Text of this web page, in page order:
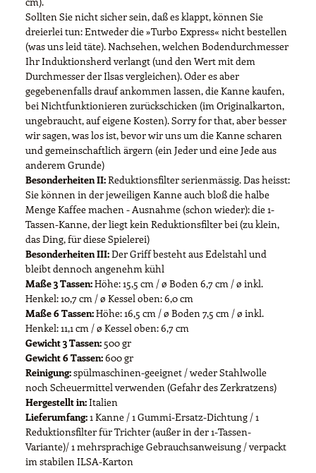
Sollten Sie nicht sicher sein, daß es klappt, können Sie
dreierlei tun: Entweder die »Turbo Express« nicht bestellen
(was uns leid täte). Nachsehen, welchen Bodendurchmesser
Ihr Induktionsherd verlangt (und den Wert mit dem
Durchmesser der Ilsas vergleichen). Oder es aber
gegebenenfalls drauf ankommen lassen, die Kanne kaufen,
bei Nichtfunktionieren zurückschicken (im Originalkarton,
ungebraucht, auf eigene Kosten). Sorry for that, aber besser
wir sagen, was los ist, bevor wir uns um die Kanne scharen
und gemeinschaftlich ärgern (ein Jeder und eine Jede aus
anderem Grunde)
Besonderheiten II:Reduktionsfilter serienmässig. Das heisst:
Sie können in der jeweiligen Kanne auch bloß die halbe
Menge Kaffee machen - Ausnahme (schon wieder): die 1-
Tassen-Kanne, der liegt kein Reduktionsfilter bei (zu klein,
das Ding, für diese Spielerei)
Besonderheiten III:Der Griff besteht aus Edelstahl und
bleibt dennoch angenehm kühl
Maße 3 Tassen:Höhe: 15,5 cm / ø Boden 6,7 cm / ø inkl.
Henkel: 10,7 cm / ø Kessel oben: 6,0 cm
Maße 6 Tassen:Höhe: 16,5 cm / ø Boden 7,5 cm / ø inkl.
Henkel: 11,1 cm / ø Kessel oben: 6,7 cm
Gewicht 3 Tassen: 500 gr
Gewicht 6 Tassen:600 gr
Reinigung:spülmaschinen-geeignet / weder Stahlwolle
noch Scheuermittel verwenden (Gefahr des Zerkratzens)
Hergestellt in:Italien
Lieferumfang:1 Kanne / 1 Gummi-Ersatz-Dichtung / 1
Reduktionsfilter für Trichter (außer in der 1-Tassen-
Variante)/ 1 mehrsprachige Gebrauchsanweisung / verpackt
im stabilen ILSA-Karton